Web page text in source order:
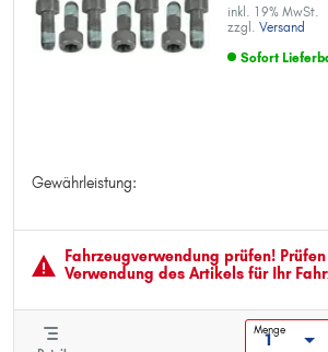
inkl. 19% MwSt.
zzgl. Versand
Sofort
Gewährleistung:
Gewährleistung:
Fahrzeugver­wendung prüfen!
Verwendung des Artikels für Ihr
Menge